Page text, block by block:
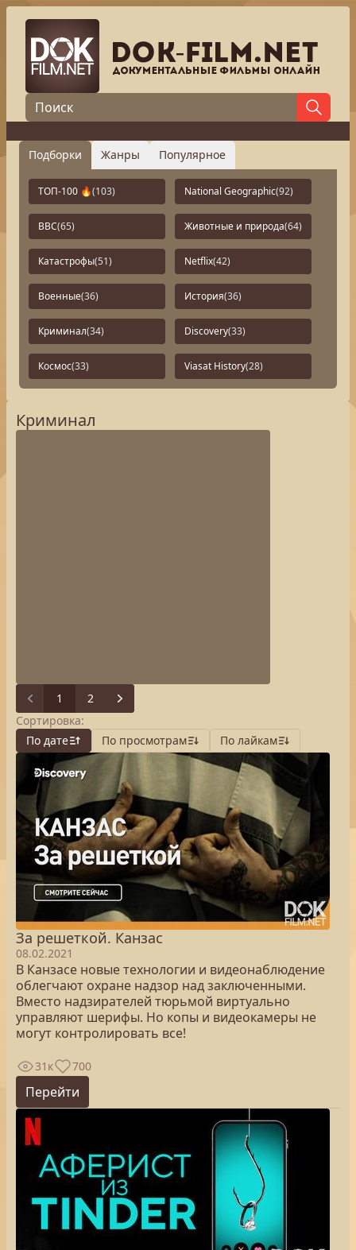
Подборки Жанры Популярное
ТОП-100 🔥(103) National Geographic(92)
BBC(65) Животные и природа(64)
Катастрофы(51) Netflix(42)
Военные(36) История(36)
Криминал(34) Discovery(33)
Космос(33) Viasat History(28)
Криминал
Previous
1 2
Next
Сортировка:
По дате
По просмотрам По лайкам
За решеткой. Канзас
08.02.2021
В Канзасе новые технологии и видеонаблюдение
облегчают охране надзор над заключенными.
Вместо надзирателей тюрьмой виртуально
управляют шерифы. Но копы и видеокамеры не
могут контролировать все!
31к 700
Перейти